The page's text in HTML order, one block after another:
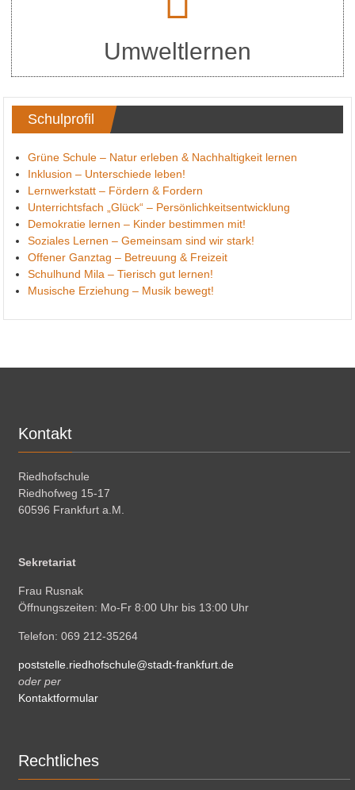
Umweltlernen
Schulprofil
Grüne Schule – Natur erleben & Nachhaltigkeit lernen
Inklusion – Unterschiede leben!
Lernwerkstatt – Fördern & Fordern
Unterrichtsfach „Glück“ – Persönlichkeitsentwicklung
Demokratie lernen – Kinder bestimmen mit!
Soziales Lernen – Gemeinsam sind wir stark!
Offener Ganztag – Betreuung & Freizeit
Schulhund Mila – Tierisch gut lernen!
Musische Erziehung – Musik bewegt!
Kontakt
Riedhofschule
Riedhofweg 15-17
60596 Frankfurt a.M.
Sekretariat
Frau Rusnak
Öffnungszeiten: Mo-Fr 8:00 Uhr bis 13:00 Uhr
Telefon: 069 212-35264
poststelle.riedhofschule@stadt-frankfurt.de
oder per
Kontaktformular
Rechtliches